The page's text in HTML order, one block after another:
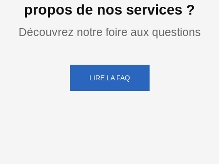
propos de nos services ?
Découvrez notre foire aux questions
LIRE LA FAQ